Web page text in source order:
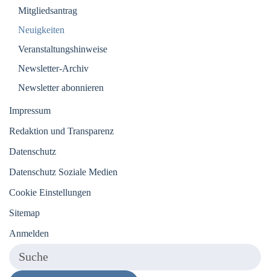
Mitgliedsantrag
Neuigkeiten
Veranstaltungshinweise
Newsletter-Archiv
Newsletter abonnieren
Impressum
Redaktion und Transparenz
Datenschutz
Datenschutz Soziale Medien
Cookie Einstellungen
Sitemap
Anmelden